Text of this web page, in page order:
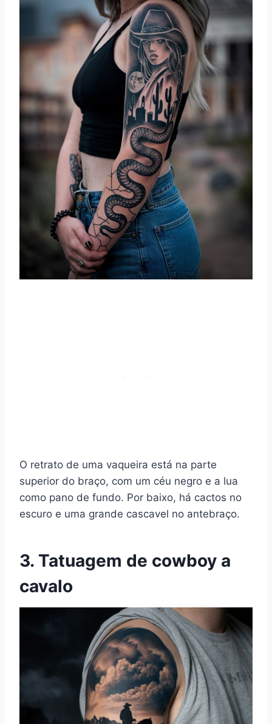
O retrato de uma vaqueira está na parte
superior do braço, com um céu negro e a lua
como pano de fundo. Por baixo, há cactos no
escuro e uma grande cascavel no antebraço.
3. Tatuagem de cowboy a
cavalo